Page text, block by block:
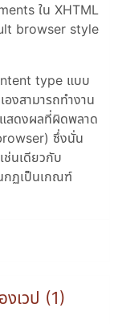
ใน XHTML
browser style
type แบบ
งสามารถทำงาน
สดงผลที่ผิดพลาด
ซึ่งนั่น
ช่นเดียวกับ
กฏเป็นเกณฑ์
เวป (1)